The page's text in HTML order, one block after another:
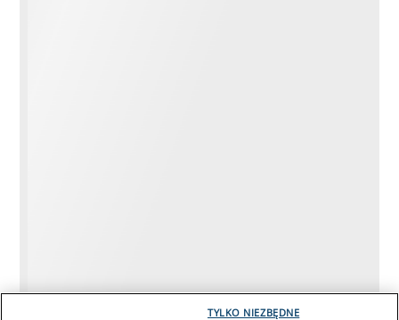
TYLKO NIEZBĘDNE